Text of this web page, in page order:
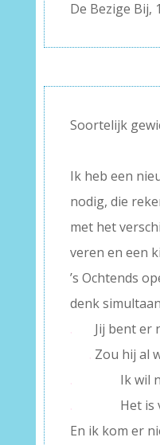
De Bezige Bij,
Soortelijk
Ik heb een
nodig, die
met het
veren en een
’s Ochtends
denk
.
Jij bent er
. Zou hij al
.
Ik wil
.
Het is
En ik kom er